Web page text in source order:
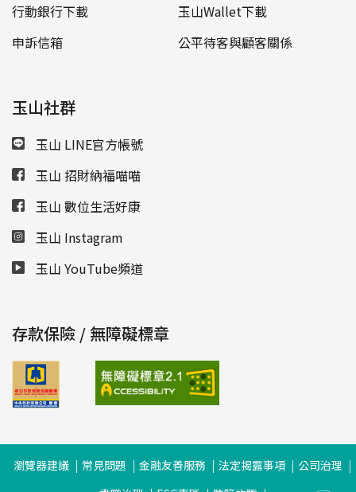
行動銀行下載
玉山Wallet下載
申訴信箱
公平待客與顧客關係
玉山社群
玉山 LINE官方帳號
玉山 招財納福喵喵
玉山 數位生活好康
玉山 Instagram
玉山 YouTube頻道
存款保險 / 無障礙標章
瀏覽器建議 常見問題 金融友善服務 法定揭露事項
公司治理